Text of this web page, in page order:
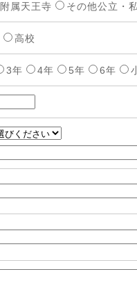
附属天王寺 その他公立・
高校
3年 4年 5年 6年